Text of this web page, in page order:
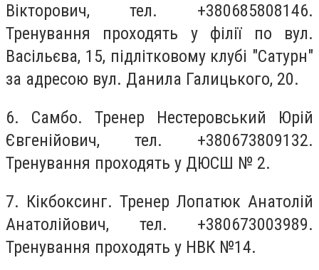
Вікторович, тел. +380685808146.
Тренування проходять у філії по вул.
Васільєва, 15, підлітковому клубі "Сатурн"
за адресою вул. Данила Галицького, 20.
6. Самбо. Тренер Нестеровський Юрій
Євгенійович, тел. +380673809132.
Тренування проходять у ДЮСШ № 2.
7. Кікбоксинг. Тренер Лопатюк Анатолій
Анатолійович, тел. +380673003989.
Тренування проходять у НВК №14.